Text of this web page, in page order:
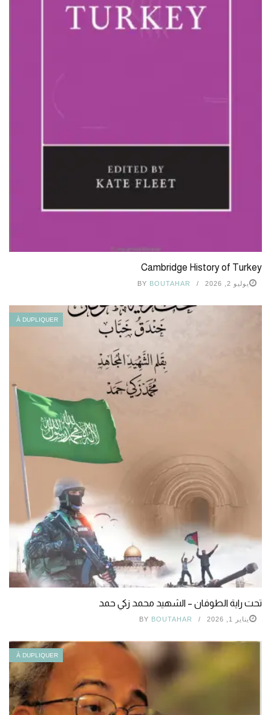
Cambridge History of Turkey
يوليو 2, 2026 BY BOUTAHAR
À DUPLIQUER
تحت راية الطوفان – الشهيد محمد زكي حمد
يناير 1, 2026 BY BOUTAHAR
À DUPLIQUER